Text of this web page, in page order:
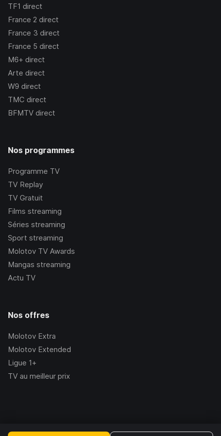
TF1 direct
France 2 direct
France 3 direct
France 5 direct
M6+ direct
Arte direct
W9 direct
TMC direct
BFMTV direct
Nos programmes
Programme TV
TV Replay
TV Gratuit
Films streaming
Séries streaming
Sport streaming
Molotov TV Awards
Mangas streaming
Actu TV
Nos offres
Molotov Extra
Molotov Extended
Ligue 1+
TV au meilleur prix